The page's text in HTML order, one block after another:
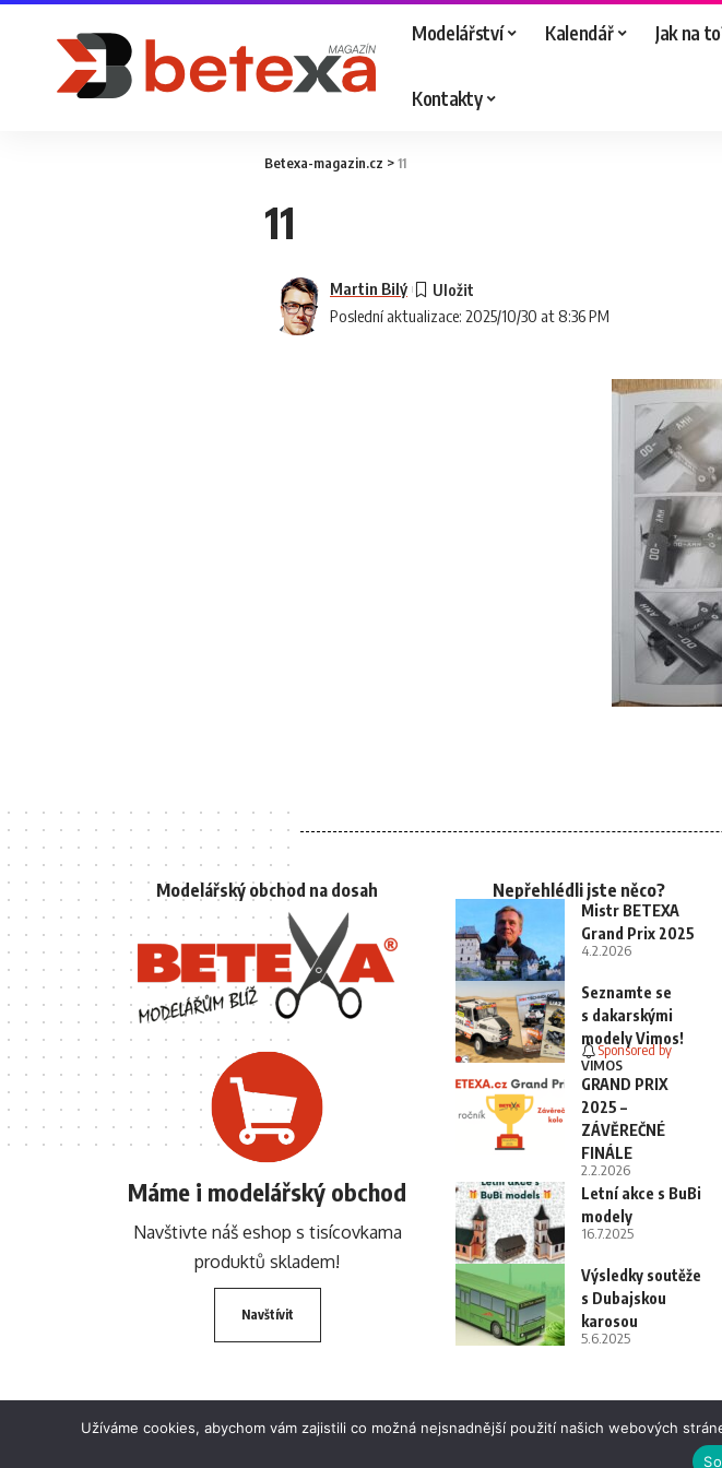
Modelářství Kalendář Jak na
Kontakty
Betexa-magazin.cz >11
11
Poslední aktualizace: 2025/10/30 at 8:36 PM
Martin Bilý
Modelářský obchod na dosah
Máme i modelářský obchod
Navštivte náš eshop s tisícovkama
produktů skladem!
Navštívit
Nepřehlédli jste něco?
Mistr BETEXA
Grand Prix 2025
4.2.2026
Seznamte se
s dakarskými
modely Vimos!
Sponsored by
VIMOS
GRAND PRIX
2025 –
ZÁVĚREČNÉ
FINÁLE
2.2.2026
Letní akce s BuBi
modely
16.7.2025
Výsledky soutěže
s Dubajskou
karosou
5.6.2025
Užíváme cookies, abychom vám zajistili co možná nejsnadnější použití našich webových